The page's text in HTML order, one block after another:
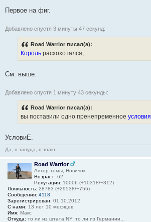
Первое на фиг.
Добавлено спустя 3 минуты 47 секунд:
Road Warrior писал(а):
Король расхохотался,
См. выше.
Добавлено спустя 1 минуту 43 секунды:
Road Warrior писал(а):
вы поставили одно пренепременное условия
УсловиЕ.
Да, я зануда, я знаю...
Road Warrior
Автор темы, Новичок
Возраст: 62
Репутация: 10006 (+10318/−312)
Лояльность: 28783 (+29538/−755)
Сообщения: 4118
Зарегистрирован: 01.10.2012
С нами: 13 лет 10 месяцев
Имя: Макс
Откуда: то ли из штата NY, то ли из Германии...